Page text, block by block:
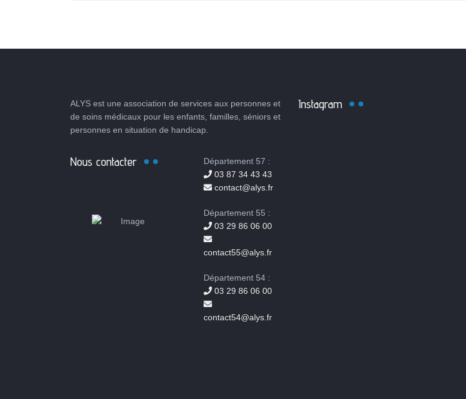
ALYS est une association de services aux personnes et
de soins médicaux pour les enfants, familles, séniors et
personnes en situation de handicap.
Nous contacter
Département 57 :
03 87 34 43 43
contact@alys.fr
Département 55 :
03 29 86 06 00
contact55@alys.fr
Département 54 :
03 29 86 06 00
contact54@alys.fr
Instagram